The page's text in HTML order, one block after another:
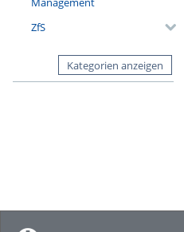
ZfS
Kategorien anzeigen